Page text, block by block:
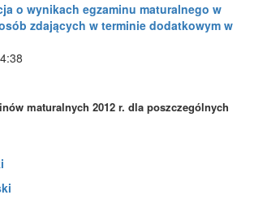
o wynikach egzaminu maturalnego w
zdających w terminie dodatkowym w
maturalnych 2012 r. dla poszczególnych